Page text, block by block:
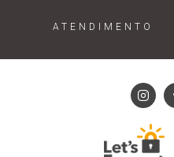
ATENDIMENTO